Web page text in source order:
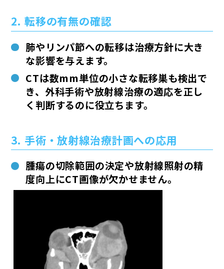
2. 転移の有無の確認
肺やリンパ節への転移は治療方針に大き
な影響を与えます。
CTは数mm単位の小さな転移巣も検出で
き、外科手術や放射線治療の適応を正し
く判断するのに役立ちます。
3. 手術・放射線治療計画への応用
腫瘍の切除範囲の決定や放射線照射の精
度向上にCT画像が欠かせません。